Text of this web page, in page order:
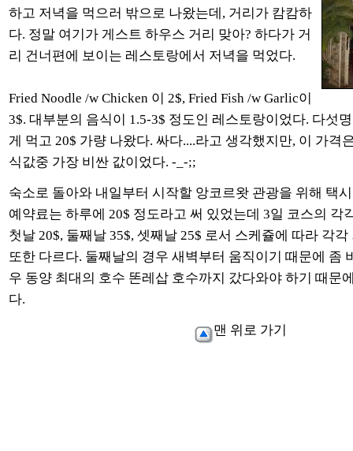
하고 저녁을 먹으러 밖으로 나왔는데, 거리가 캄캄하
다. 정말 여기가 게스트 하우스 거리 맞아? 하다가 거
리 건너편에 보이는 레스토랑에서 저녁을 먹었다.
Fried Noodle /w Chicken 이 2$, Fried Fish /w Garlic이
3$. 대부분의 음식이 1.5-3$ 정도인 레스토랑이었다. 다섯
게 먹고 20$ 가량 나왔다. 싸다....라고 생각했지만, 이 가격
식값중 가장 비싼 값이었다. -_-;;
숙소로 돌아와 내일부터 시작할 앙코르왓 관광을 위해 택
예약료는 하루에 20$ 정도라고 써 있었는데 3일 코스의 각
첫날 20$, 둘째날 35$, 셋째날 25$ 로서 스케쥴에 따라 각
또한 다르다. 둘째날의 경우 새벽부터 움직이기 때문에 좀
우 동양 최대의 호수 똔레삽 호수까지 갔다와야 하기 때문
다.
맨 위로 가기